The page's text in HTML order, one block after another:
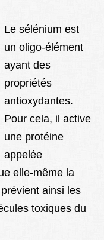
Le sélénium est
un oligo-élément
ayant des
propriétés
antioxydantes.
Pour cela, il active
une protéine
appelée
elle-même la
ainsi les
toxiques du